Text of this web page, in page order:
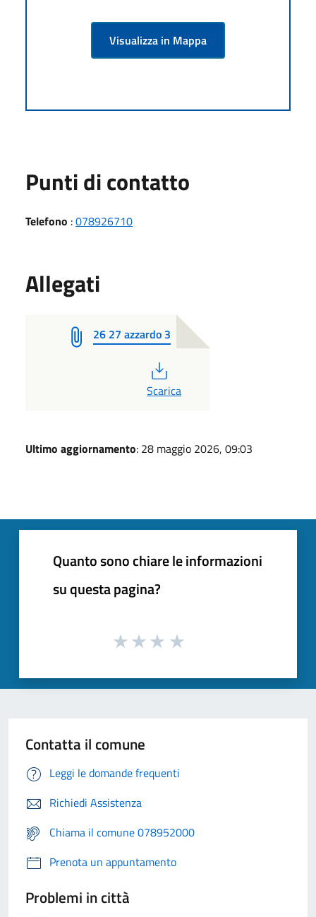
Visualizza in Mappa
Punti di contatto
Telefono :078926710
Allegati
26 27 azzardo 3
PDF
Scarica
Ultimo aggiornamento: 28 maggio 2026, 09:03
Quanto sono chiare le informazioni
su questa pagina?
Contatta il comune
Leggi le domande frequenti
Richiedi Assistenza
Chiama il comune 078952000
Prenota un appuntamento
Problemi in città